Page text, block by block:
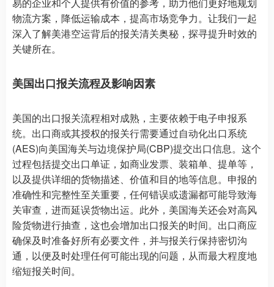
物流方案，降低运输成本，提高市场竞争力。让我们一起
深入了解美港空运背后的报关清关奥秘，探寻提升时效的
关键所在。
美国出口报关流程及影响因素
美国的出口报关流程相对成熟，主要依赖于电子申报系
统。出口商或其授权的报关行需要通过自动化出口系统
(AES)向美国海关与边境保护局(CBP)提交出口信息。这个
过程包括提交出口单证，如商业发票、装箱单、提单等，
以及提供详细的货物描述、价值和目的地等信息。申报的
准确性和完整性至关重要，任何错误或遗漏都可能导致海
关审查，进而延误货物出运。此外，美国海关还会对高风
险货物进行抽查，这也会增加出口报关的时间。出口商应
确保及时准备好所有必要文件，并与报关行保持密切沟
通，以便及时处理任何可能出现的问题，从而最大程度地
缩短报关时间。